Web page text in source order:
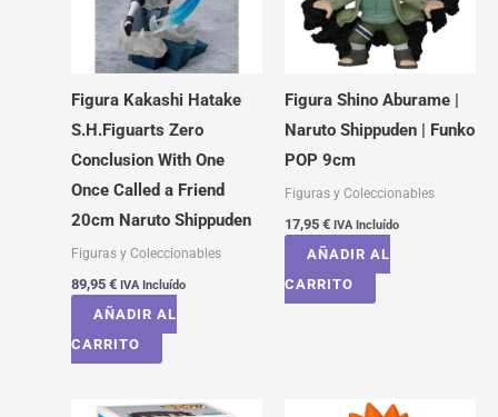
Figura Kakashi Hatake
S.H.Figuarts Zero
Conclusion With One
Once Called a Friend
20cm Naruto Shippuden
Figuras y Coleccionables
89,95 € IVA Incluído
AÑADIR AL
CARRITO
Figura Shino Aburame |
Naruto Shippuden | Funko
POP 9cm
Figuras y Coleccionables
17,95 € IVA Incluído
AÑADIR AL
CARRITO